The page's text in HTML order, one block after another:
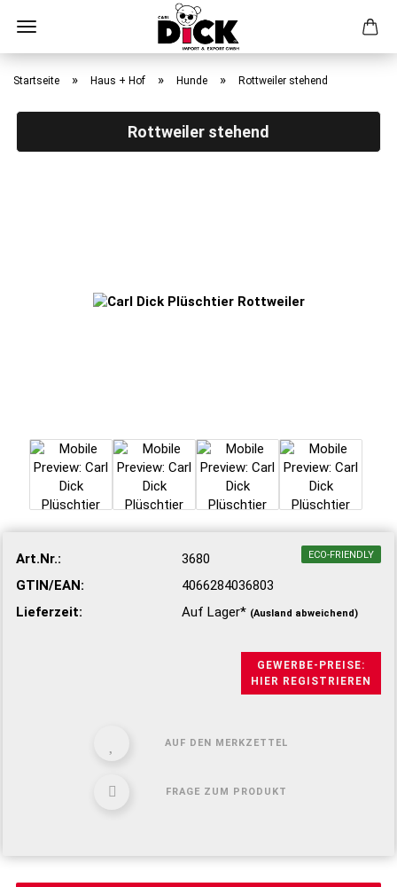
Direkt
zumStartseite » Haus + Hof » Hunde » Rottweiler stehend
Rottweiler stehend
ECO-FRIENDLY
Art.Nr.:
3680
GTIN/EAN:
4066284036803
Lieferzeit:
Auf Lager* (Ausland abweichend)
GEWERBE-PREISE:
HIER REGISTRIEREN
AUF DEN MERKZETTEL
FRAGE ZUM PRODUKT